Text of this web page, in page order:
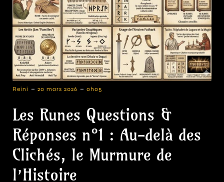
Reini - 20 mars 2026 - 0h05
Les Runes Questions &
Réponses n°1 : Au-delà des
Clichés, le Murmure de
l’Histoire